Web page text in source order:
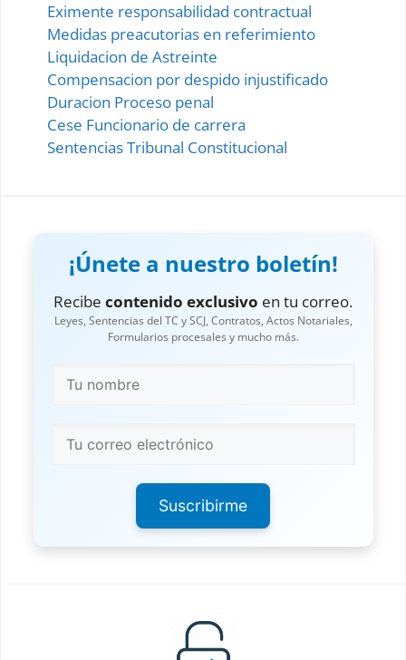
Eximente responsabilidad contractual
Medidas preacutorias en referimiento
Liquidacion de Astreinte
Compensacion por despido injustificado
Duracion Proceso penal
Cese Funcionario de carrera
Sentencias Tribunal Constitucional
¡Únete a nuestro boletín!
Recibe contenido exclusivo en tu correo.
Leyes, Sentencias del TC y SCJ, Contratos, Actos Notariales,
Formularios procesales y mucho más.
Suscribirme